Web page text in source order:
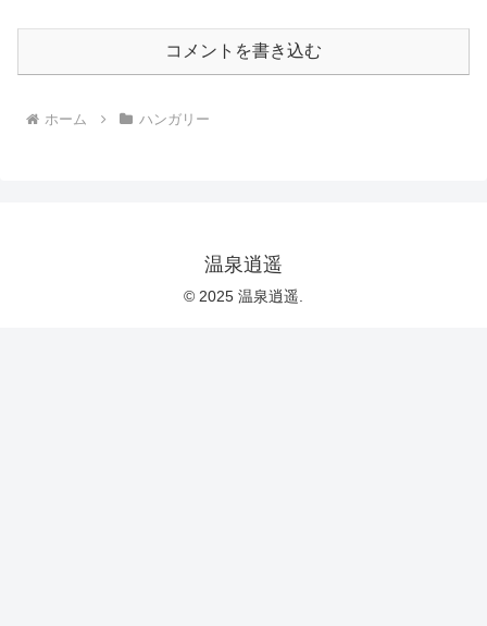
コメントを書き込む
ホーム ハンガリー
温泉逍遥
© 2025 温泉逍遥.